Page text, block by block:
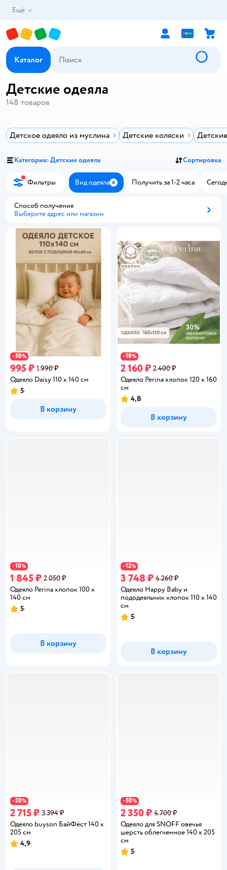
Ещё
Каталог
Детские одеяла
148 товаров
Детское одеяло из муслина Детские коляски
Категория: Детские одеяла Сортировка
Фильтры Вид одеяла ЗакрытьПолучить за 1-2 часа
Способ получения
Выберите адрес или магазин
−50%
995 ₽ 1 990 ₽
Одеяло Daisy 110 x 140 см
Рейтинг:
5
В корзину
−10%
2 160 ₽ 2 400 ₽
Одеяло Perina хлопок 120 x 160
см
Рейтинг:
4,8
В корзину
−10%
1 845 ₽ 2 050 ₽
Одеяло Perina хлопок 100 x
140 см
Рейтинг:
5
В корзину
−12%
3 748 ₽ 4 260 ₽
Одеяло Happy Baby и
пододеяльник хлопок 110 x 140
см
Рейтинг:
5
В корзину
−20%
2 715 ₽ 3 394 ₽
Одеяло buyson БайФёст 140 x
205 см
Рейтинг:
4,9
−50%
2 350 ₽ 4 700 ₽
Одеяло для SNOFF овечья
шерсть облегченное 140 x 205
см
Рейтинг:
5